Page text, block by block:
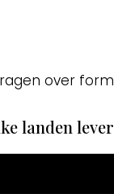
over
landen